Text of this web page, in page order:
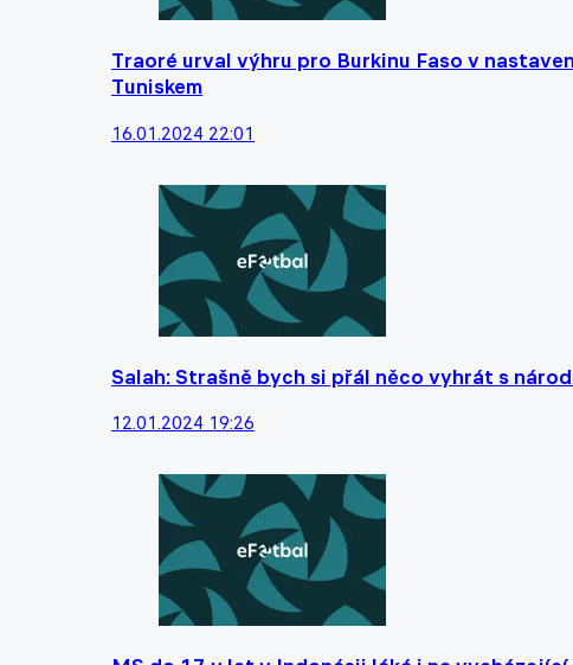
Traoré urval výhru pro Burkinu Faso v
Tuniskem
16.01.2024 22:01
Salah: Strašně bych si přál něco vyhrát s
12.01.2024 19:26